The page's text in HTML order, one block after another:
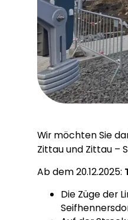
Wir möchten Sie
Zittau und Zittau –
Ab dem 20.12.2025:
Die Züge der